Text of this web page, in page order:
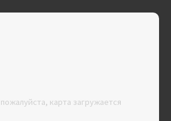
карта загружается